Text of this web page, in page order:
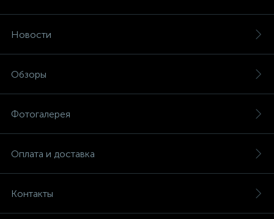
Новости
Обзоры
Фотогалерея
Оплата и доставка
Контакты